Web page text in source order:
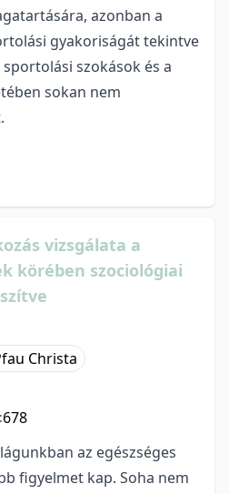
azonban a
gyakoriságát tekintve
szokások és a
sokan nem
vizsgálata a
körében szociológiai
Christa
678
az egészséges
figyelmet kap. Soha nem